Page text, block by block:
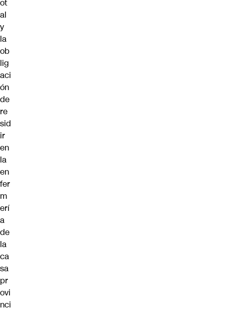
ot
al
y
la
ob
lig
aci
ón
de
re
sid
ir
en
la
en
fer
m
erí
a
de
la
ca
sa
pr
ovi
nci